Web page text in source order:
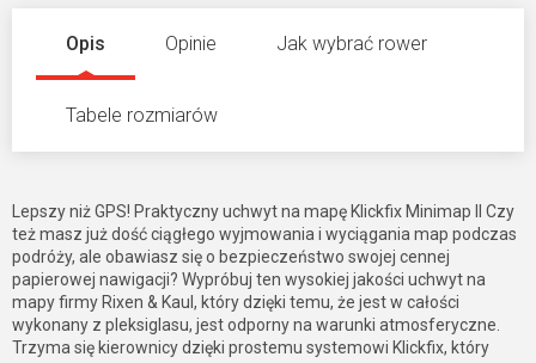
Opis Opinie Jak wybrać rower
Tabele rozmiarów
Lepszy niż GPS! Praktyczny uchwyt na mapę Klickfix Minimap II Czy
też masz już dość ciągłego wyjmowania i wyciągania map podczas
podróży, ale obawiasz się o bezpieczeństwo swojej cennej
papierowej nawigacji? Wypróbuj ten wysokiej jakości uchwyt na
mapy firmy Rixen & Kaul, który dzięki temu, że jest w całości
wykonany z pleksiglasu, jest odporny na warunki atmosferyczne.
Trzyma się kierownicy dzięki prostemu systemowi Klickfix, który